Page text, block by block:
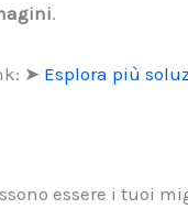
.
➤ Esplora più
essere i tuoi